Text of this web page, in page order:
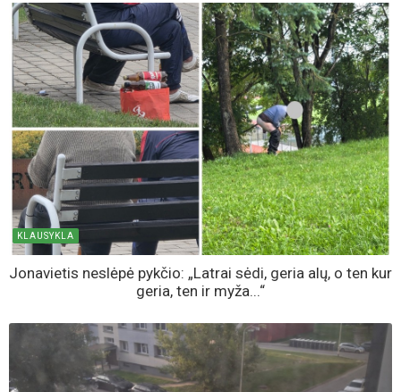
KLAUSYKLA
Jonavietis neslėpė pykčio: „Latrai sėdi, geria alų, o ten kur
geria, ten ir myža...“